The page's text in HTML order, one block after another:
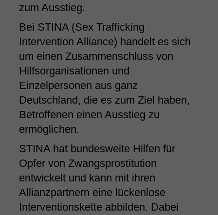
zum Ausstieg.
Bei STINA (Sex Trafficking
Intervention Alliance) handelt es sich
um einen Zusammenschluss von
Hilfsorganisationen und
Einzelpersonen aus ganz
Deutschland, die es zum Ziel haben,
Betroffenen einen Ausstieg zu
ermöglichen.
STINA hat bundesweite Hilfen für
Opfer von Zwangsprostitution
entwickelt und kann mit ihren
Allianzpartnern eine lückenlose
Interventionskette abbilden. Dabei